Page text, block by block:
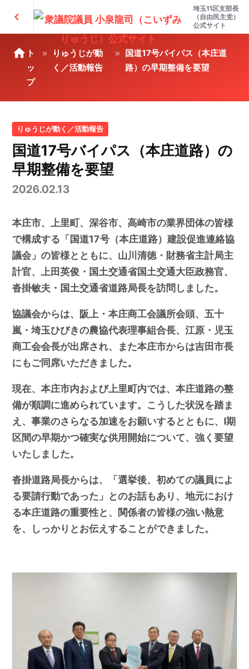
chevron_left
埼玉11区支部長
（自由民主党）
公式サイト
home ト
ッ
プ
りゅうじが動
く／活動報告
国道17号バイパス（本庄道
路）の早期整備を要望
りゅうじが動く／活動報告
国道17号バイパス（本庄道路）の
早期整備を要望
2026.02.13
本庄市、上里町、深谷市、高崎市の業界団体の皆様
で構成する「国道17号（本庄道路）建設促進連絡協
議会」の皆様とともに、山川清徳・財務省主計局主
計官、上田英俊・国土交通省国土交通大臣政務官、
沓掛敏夫・国土交通省道路局長を訪問しました。
協議会からは、阪上・本庄商工会議所会頭、五十
嵐・埼玉ひびきの農協代表理事組合長、江原・児玉
商工会会長が出席され、また本庄市からは吉田市長
にもご同席いただきました。
現在、本庄市内および上里町内では、本庄道路の整
備が順調に進められています。こうした状況を踏ま
え、事業のさらなる加速をお願いするとともに、Ⅰ期
区間の早期かつ確実な供用開始について、強く要望
いたしました。
沓掛道路局長からは、「選挙後、初めての議員によ
る要請行動であった」とのお話もあり、地元におけ
る本庄道路の重要性と、関係者の皆様の強い熱意
を、しっかりとお伝えすることができました。